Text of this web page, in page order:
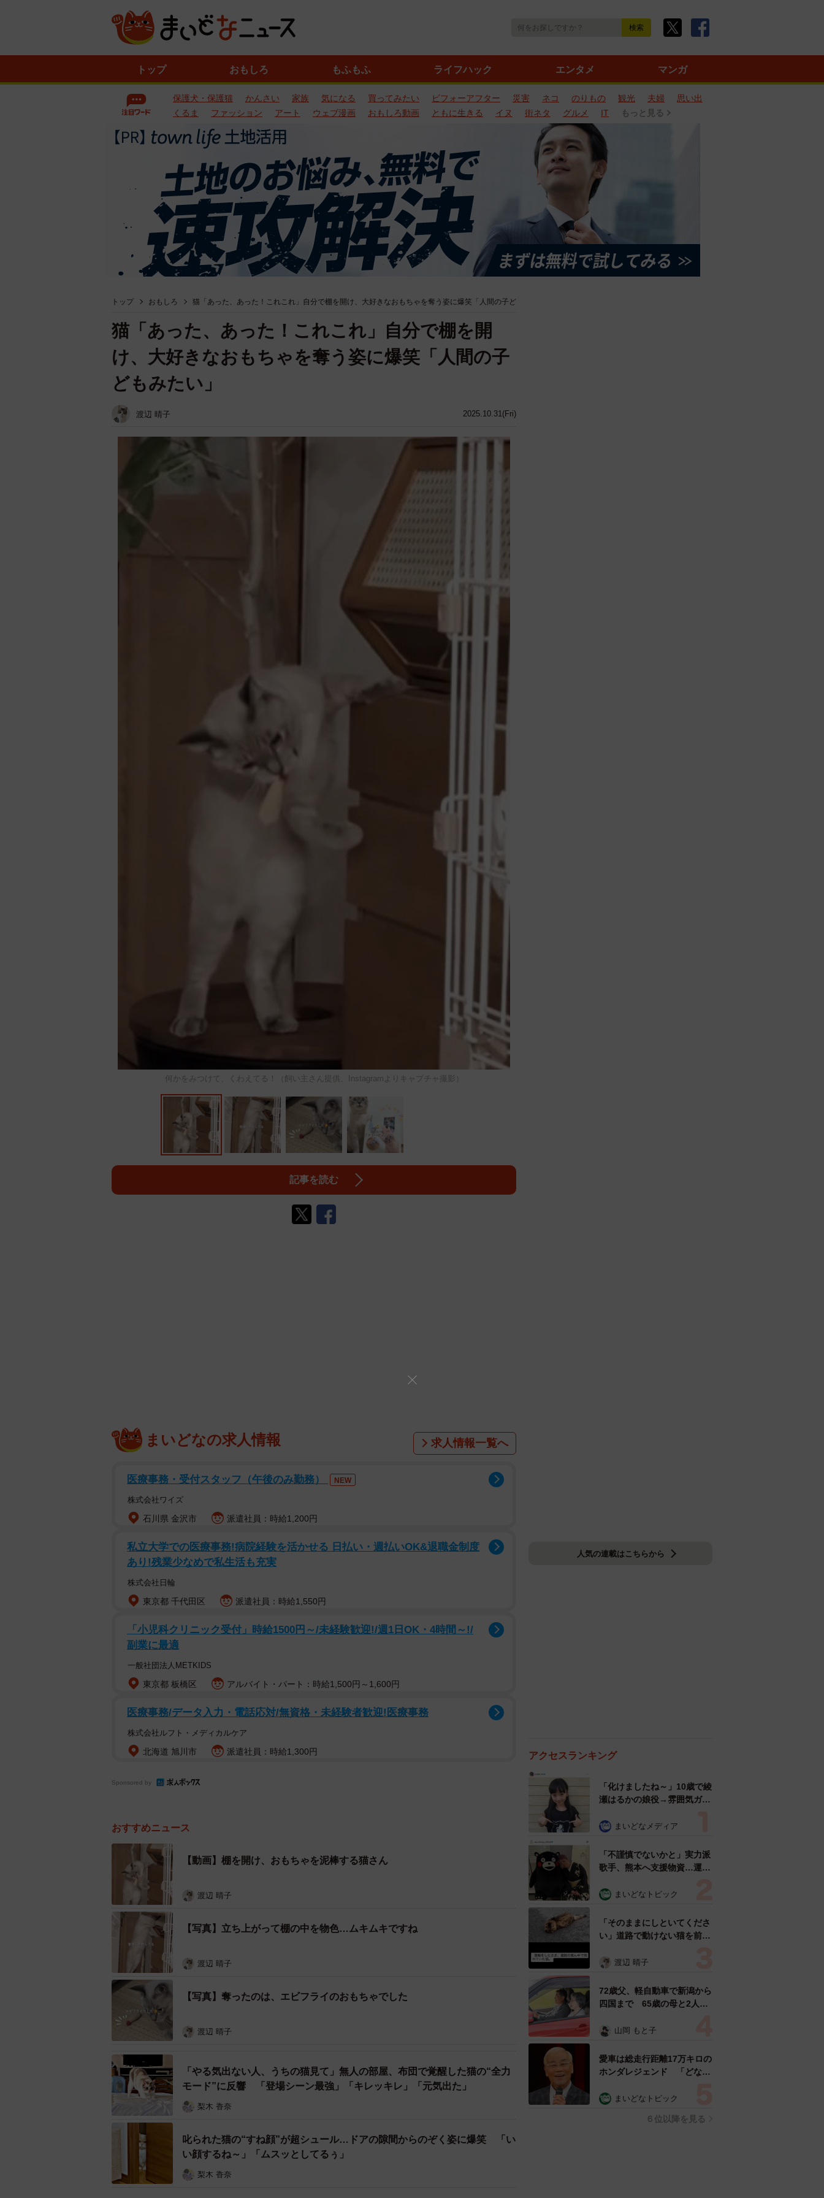
トップ おもしろ もふもふ ライフハック エンタメ マンガ
保護犬・保護猫 かんさい 家族 気になる 買ってみたい ビフォーアフター 災害 ネコ のりもの 観光 夫婦
思い出
くるま
ファッション アート ウェブ漫画 おもしろ動画 ともに生きる イヌ 街ネタ グルメ IT もっと見る
トップ おもしろ 猫「あった、あった！これこれ」自分で棚を開け、大好きなおもちゃを奪う姿に爆笑「人間の子ど
2025.10.31(Fri)
猫「あった、あった！これこれ」自分で棚を開
け、大好きなおもちゃを奪う姿に爆笑「人間の子
どもみたい」
渡辺 晴子
何かをみつけて、くわえてる！（飼い主さん提供、Instagramよりキャプチャ撮影）
記事を読む
まいどなの求人情報 求人情報一覧へ
医療事務・受付スタッフ（午後のみ勤務） NEW
株式会社ワイズ
石川県 金沢市 派遣社員：時給1,200円
私立大学での医療事務!病院経験を活かせる 日払い・週払いOK&退職金制度
あり!残業少なめで私生活も充実
株式会社日輪
東京都 千代田区 派遣社員：時給1,550円
「小児科クリニック受付」時給1500円～/未経験歓迎!/週1日OK・4時間～!/
副業に最適
一般社団法人METKIDS
東京都 板橋区 アルバイト・パート：時給1,500円～1,600円
医療事務/データ入力・電話応対/無資格・未経験者歓迎!医療事務
株式会社ルフト・メディカルケア
北海道 旭川市 派遣社員：時給1,300円
Sponsored by
おすすめニュース
【動画】棚を開け、おもちゃを泥棒する猫さん
渡辺 晴子
【写真】立ち上がって棚の中を物色…ムキムキですね
渡辺 晴子
【写真】奪ったのは、エビフライのおもちゃでした
渡辺 晴子
「やる気出ない人、うちの猫見て」無人の部屋、布団で覚醒した猫の“全力
モード”に反響 「登場シーン最強」「キレッキレ」「元気出た」
梨木 香奈
叱られた猫の“すね顔”が超シュール…ドアの隙間からのぞく姿に爆笑 「い
い顔するね～」「ムスッとしてるぅ」
梨木 香奈
人気の連載はこちらから
アクセスランキング
「化けましたね～」10歳で綾
瀬はるかの娘役→雰囲気ガラ
雰囲気が」「宝塚に入れそ
まいどなメディア
「不謹慎でないかと」実力派
歌手、熊本へ支援物資…運搬
めらい 「痛いほど伝わる」
まいどなトピック
「そのままにしといてくださ
い」道路で動けない猫を前に
ようとした4日間 「命の重
表の訴え
渡辺 晴子
72歳父、軽自動車で新潟から
四国まで 65歳の母と2人で
憩まで分刻み… 「大学生で
山岡 もと子
愛車は総走行距離17万キロの
ホンダレジェンド 「どなた
所漫才師が譲渡の意向
まいどなトピック
６位以降を見る